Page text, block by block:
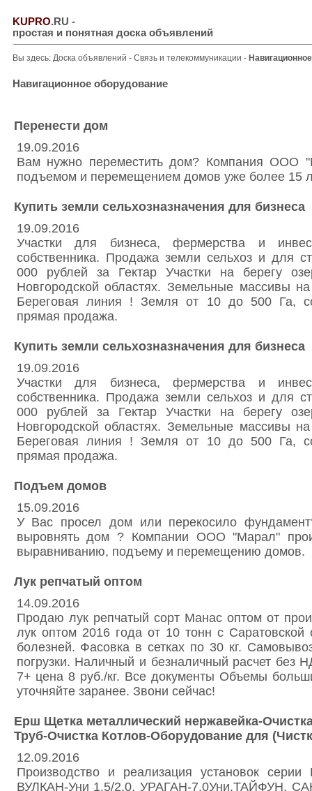
KUPRO.RU -
простая и понятная доска объявлений
Вы здесь: Доска объявлений - Связь и телекоммуникации -
Навигационное оборудование
Перенести дом
19.09.2016
Вам нужно переместить дом? Компания ООО
подъемом и перемещением домов уже более 15
Купить земли сельхозназначения для бизнеса
19.09.2016
Участки для бизнеса, фермерства и
собственника. Продажа земли сельхоз и для
000 рублей за Гектар Участки на берегу
Новгородской областях. Земельные массивы
Береговая линия ! Земля от 10 до 500 Га,
прямая продажа.
Купить земли сельхозназначения для бизнеса
19.09.2016
Участки для бизнеса, фермерства и
собственника. Продажа земли сельхоз и для
000 рублей за Гектар Участки на берегу
Новгородской областях. Земельные массивы
Береговая линия ! Земля от 10 до 500 Га,
прямая продажа.
Подъем домов
15.09.2016
У Вас просел дом или перекосило
выровнять дом ? Компании ООО "Марал"
выравниванию, подъему и перемещению домов.
Лук репчатый оптом
14.09.2016
Продаю лук репчатый сорт Манас оптом от
лук оптом 2016 года от 10 тонн с Саратовской
болезней. Фасовка в сетках по 30 кг.
погрузки. Наличный и безналичный расчет без
7+ цена 8 руб./кг. Все документы Объемы
уточняйте заранее. Звони сейчас!
Ерш Щетка металлический нержавейка-
Труб-Очистка Котлов-Оборудование для
12.09.2016
Производство и реализация установок серии
ВУЛКАН-Уни 1.5/2.0, УРАГАН-7.0Уни,ТАЙФУН,